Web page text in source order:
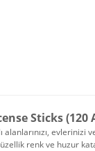
Sticks (120
renk ve huzur